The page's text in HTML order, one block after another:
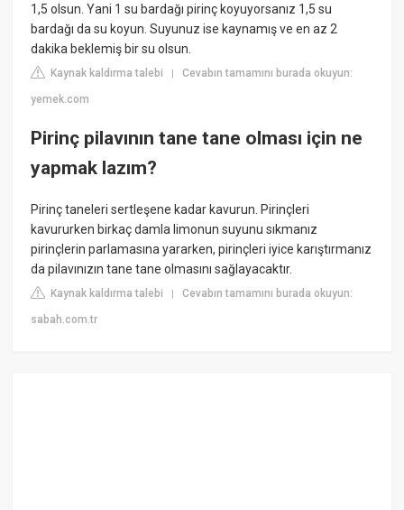
1,5 olsun. Yani 1 su bardağı pirinç koyuyorsanız 1,5 su
bardağı da su koyun. Suyunuz ise kaynamış ve en az 2
dakika beklemiş bir su olsun.
Kaynak kaldırma talebi |Cevabın tamamını burada okuyun:
yemek.com
Pirinç pilavının tane tane olması için ne
yapmak lazım?
Pirinç taneleri sertleşene kadar kavurun. Pirinçleri
kavururken birkaç damla limonun suyunu sıkmanız
pirinçlerin parlamasına yararken, pirinçleri iyice karıştırmanız
da pilavınızın tane tane olmasını sağlayacaktır.
Kaynak kaldırma talebi |Cevabın tamamını burada okuyun:
sabah.com.tr